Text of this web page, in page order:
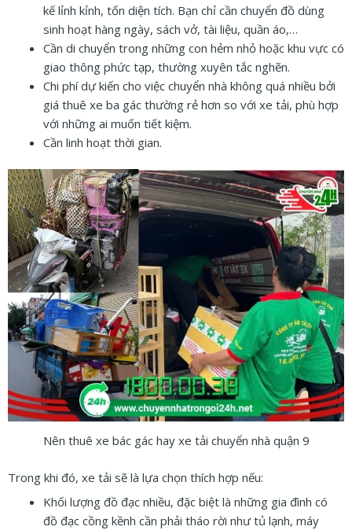
kế lỉnh kỉnh, tốn diện tích. Bạn chỉ cần chuyển đồ dùng
sinh hoạt hàng ngày, sách vở, tài liệu, quần áo,…
Cần di chuyển trong những con hẻm nhỏ hoặc khu vực có
giao thông phức tạp, thường xuyên tắc nghẽn.
Chi phí dự kiến cho việc chuyển nhà không quá nhiều bởi
giá thuê xe ba gác thường rẻ hơn so với xe tải, phù hợp
với những ai muốn tiết kiệm.
Cần linh hoạt thời gian.
Nên thuê xe bác gác hay xe tải chuyển nhà quận 9
Trong khi đó, xe tải sẽ là lựa chọn thích hợp nếu:
Khối lượng đồ đạc nhiều, đặc biệt là những gia đình có
đồ đạc cồng kềnh cần phải tháo rời như tủ lạnh, máy